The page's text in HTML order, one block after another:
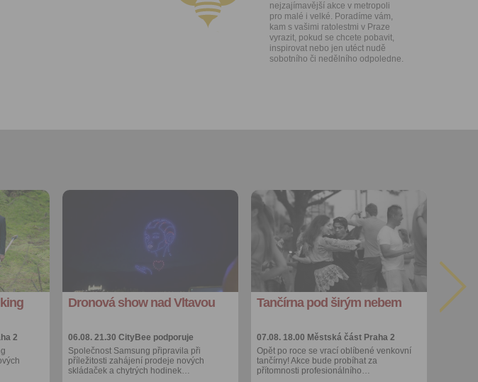
nejzajímavější akce v metropoli
pro malé i velké. Poradíme vám,
kam s vašimi ratolestmi v Praze
vyrazit, pokud se chcete pobavit,
inspirovat nebo jen utéct nudě
sobotního či nedělního odpoledne.
2
Dronová show nad Vltavou
06.08. 21.30 CityBee podporuje
Společnost Samsung připravila při
příležitosti zahájení prodeje nových
skládaček a chytrých hodinek…
export do
Více výhod pro
Tančírna pod širým nebem
07.08. 18.00 Městská část Praha 2
Opět po roce se vrací oblíbené venkovní
tančírny! Akce bude probíhat za
přítomnosti profesionálního…
Přidat do
oblíbených
Sdílet:
Facebook
export do
kalendáře
Více výhod pro
Souhlas je udělen po dobu pěti let, nebo